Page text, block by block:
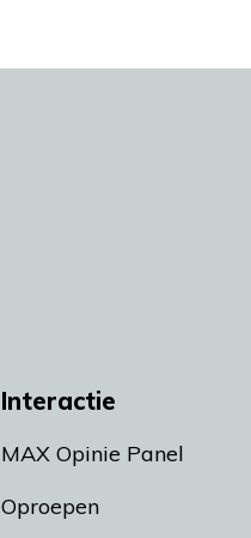
Interactie
MAX Opinie Panel
Oproepen